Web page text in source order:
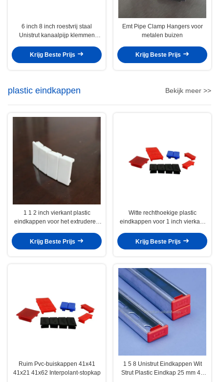
6 inch 8 inch roestvrij staal
Unistrut kanaalpijp klemmen
Krijg Beste Prijs
Emt Pipe Clamp Hangers voor
metalen buizen
Krijg Beste Prijs
plastic eindkappen Bekijk meer >>
1 1 2 inch vierkant plastic
eindkappen voor het extruderen
Krijg Beste Prijs
Witte rechthoekige plastic
eindkappen voor 1 inch vierkant
Krijg Beste Prijs
Ruim Pvc-buiskappen 41x41
41x21 41x62 Interpolant-stopkap
1 5 8 Unistrut Eindkappen Wit
Strut Plastic Eindkap 25 mm 48